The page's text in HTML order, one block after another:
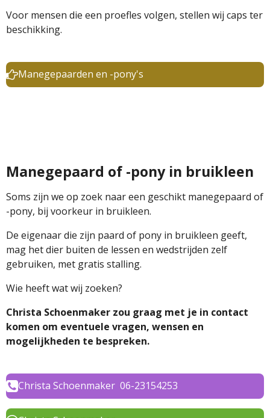
Voor mensen die een proefles volgen, stellen wij caps ter
beschikking.
Manegepaarden en -pony's
Manegepaard of -pony in bruikleen
Soms zijn we op zoek naar een geschikt manegepaard of
-pony, bij voorkeur in bruikleen.
De eigenaar die zijn paard of pony in bruikleen geeft,
mag het dier buiten de lessen en wedstrijden zelf
gebruiken, met gratis stalling.
Wie heeft wat wij zoeken?
Christa Schoenmaker zou graag met je in contact
komen om eventuele vragen, wensen en
mogelijkheden te bespreken.
Christa Schoenmaker 06-23154253